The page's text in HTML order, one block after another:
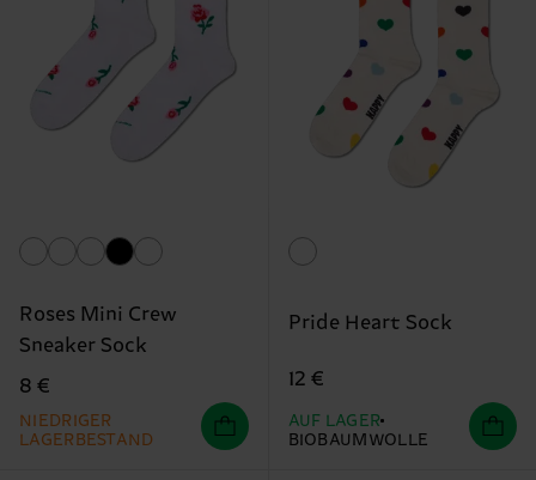
Roses Mini Crew
Sneaker Sock
8 €
NIEDRIGER
LAGERBESTAND
Pride Heart Sock
12 €
AUF LAGER
BIOBAUMWOLLE